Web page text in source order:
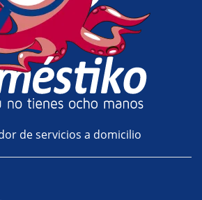
de servicios a domicilio